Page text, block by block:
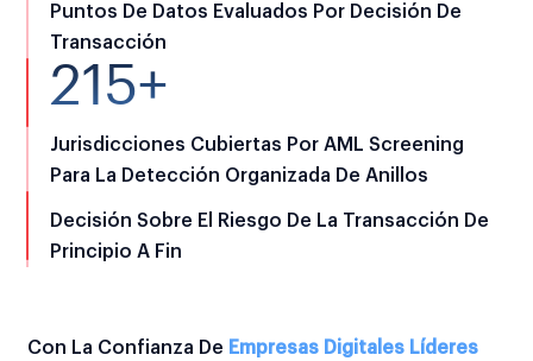
Puntos De Datos Evaluados Por Decisión De
Transacción
215+
Jurisdicciones Cubiertas Por AML Screening
Para La Detección Organizada De Anillos
Decisión Sobre El Riesgo De La Transacción De
Principio A Fin
Con La Confianza De Empresas Digitales Líderes